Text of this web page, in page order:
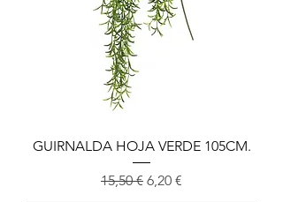
GUIRNALDA HOJA VERDE 105CM.
Precio
15,50 € Precio de oferta
6,20 €